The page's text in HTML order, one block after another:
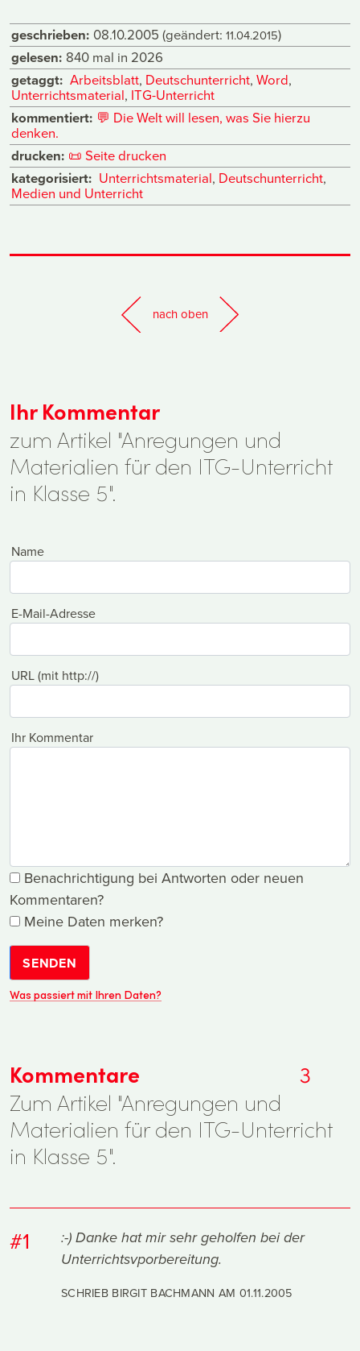
geschrieben: 08.10.2005 (geändert: 11.04.2015)
gelesen: 840 mal in 2026
getaggt: Arbeitsblatt, Deutschunterricht, Word,
Unterrichtsmaterial, ITG-Unterricht
kommentiert: 💬 Die Welt will lesen, was Sie hierzu
denken.
drucken: 📜 Seite drucken
kategorisiert: Unterrichtsmaterial, Deutschunterricht,
Medien und Unterricht
nach oben
Ihr Kommentar
zum Artikel "Anregungen und
Materialien für den ITG-Unterricht
in Klasse 5".
Name
E-Mail-Adresse
URL (mit http://)
Ihr Kommentar
Benachrichtigung bei Antworten oder neuen
Kommentaren?
Meine Daten merken?
SENDEN
Was passiert mit Ihren Daten?
Kommentare
3
Zum Artikel "Anregungen und
Materialien für den ITG-Unterricht
in Klasse 5".
#1
:-) Danke hat mir sehr geholfen bei der
Unterrichtsvporbereitung.
SCHRIEB BIRGIT BACHMANN AM 01.11.2005